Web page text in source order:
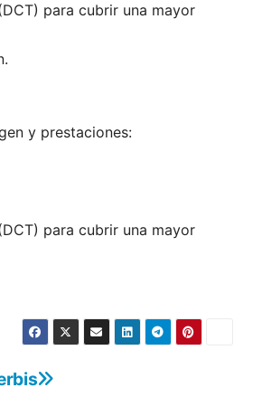
para cubrir una mayor
y prestaciones:
para cubrir una mayor